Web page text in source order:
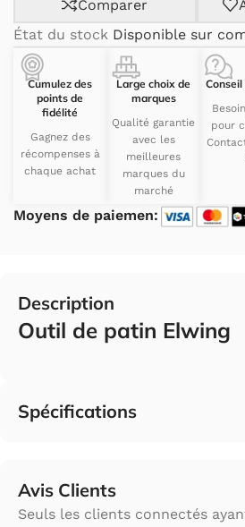
Comparer
État du stock Disponible sur
Cumulez des
points de
fidélité
Gagnez des
récompenses à
chaque achat
Large choix de
marques
Qualité garantie
avec les
meilleures
marques du
marché
pour
Moyens de paiemen:
Description
Outil de patin Elwing
Spécifications
Avis Clients
Seuls les clients connectés